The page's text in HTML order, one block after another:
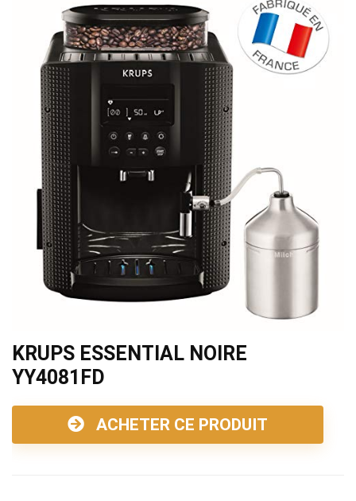
KRUPS ESSENTIAL NOIRE
YY4081FD
ACHETER CE PRODUIT